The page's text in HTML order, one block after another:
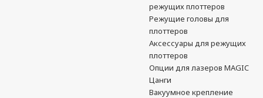
режущих плоттеров
Режущие головы для
плоттеров
Аксессуары для режущих
плоттеров
Опции для лазеров MAGIC
Цанги
Вакуумное крепление